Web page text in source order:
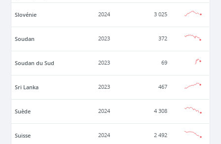
Slovénie 2024 3 025
Soudan 2023 372
Soudan du Sud 2023 69
Sri Lanka 2023 467
Suède 2024 4 308
Suisse 2024 2 492